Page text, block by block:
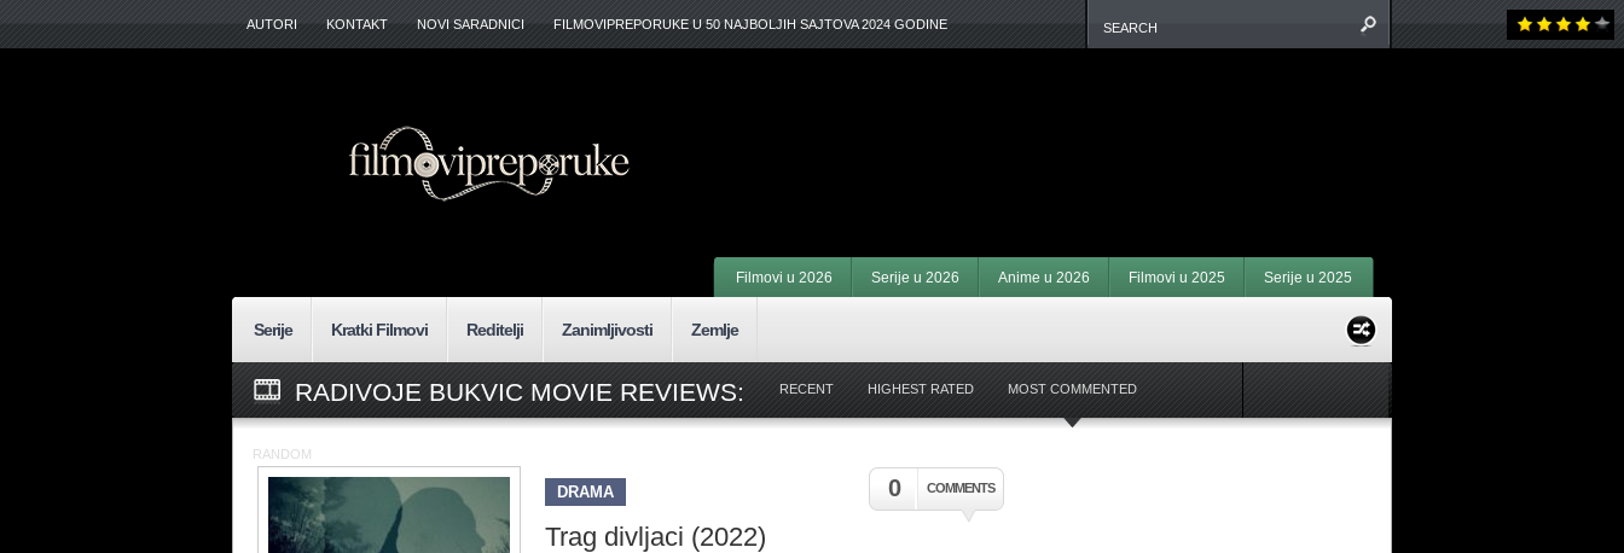
AUTORI KONTAKT NOVI SARADNICI FILMOVIPREPORUKE U 50 NAJBOLJIH SAJTOVA 2024 GODINE
Filmovi u 2026 Serije u 2026 Anime u 2026 Filmovi u 2025 Serije u 2025
Serije Kratki Filmovi Reditelji Zanimljivosti Zemlje
RADIVOJE BUKVIC MOVIE REVIEWS: RECENT HIGHEST RATED MOST COMMENTED
RANDOM
0 COMMENTS
DRAMA
Trag divljaci (2022)